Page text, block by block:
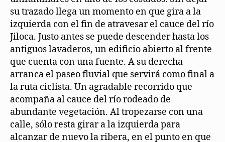
su trazado llega un momento en que gira a la
izquierda con el fin de atravesar el cauce del río
Jiloca. Justo antes se puede descender hasta los
antiguos lavaderos, un edificio abierto al frente
que cuenta con una fuente. A su derecha
arranca el paseo fluvial que servirá como final a
la ruta ciclista. Un agradable recorrido que
acompaña al cauce del río rodeado de
abundante vegetación. Al tropezarse con una
calle, sólo resta girar a la izquierda para
alcanzar de nuevo la ribera, en el punto en que